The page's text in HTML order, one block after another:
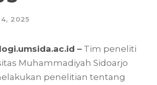
2025
– Tim peneliti
Muhammadiyah Sidoarjo
penelitian tentang